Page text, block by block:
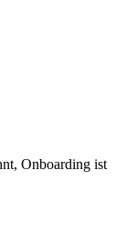
Onboarding ist